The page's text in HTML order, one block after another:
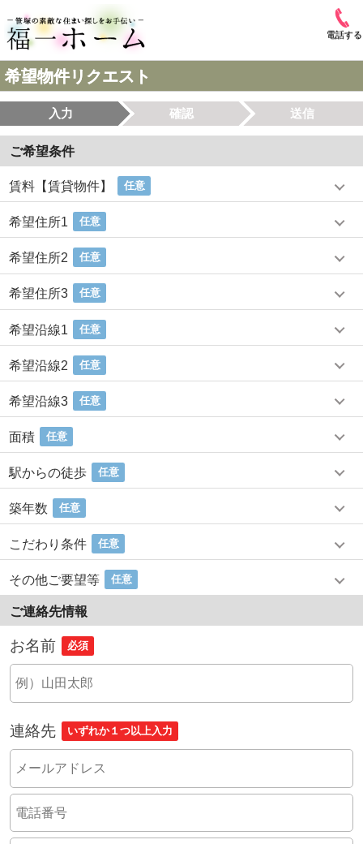
電話する
希望物件リクエスト
入力 確認 送信
ご希望条件
賃料【賃貸物件】 任意
希望住所1 任意
希望住所2 任意
希望住所3 任意
希望沿線1 任意
希望沿線2 任意
希望沿線3 任意
面積 任意
駅からの徒歩 任意
築年数 任意
こだわり条件 任意
その他ご要望等 任意
ご連絡先情報
お名前 必須
連絡先 いずれか１つ以上入力